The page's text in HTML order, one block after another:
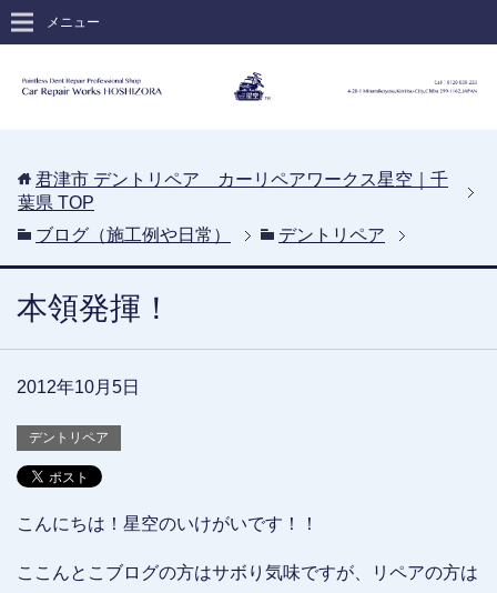
メニュー
君津市 デントリペア カーリペアワークス星空｜千
葉県 TOP
ブログ（施工例や日常）
デントリペア
本領発揮！
2012年10月5日
デントリペア
こんにちは！星空のいけがいです！！
ここんとこブログの方はサボり気味ですが、リペアの方は